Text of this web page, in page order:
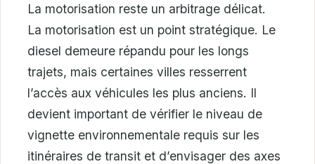
La motorisation reste un arbitrage délicat.
La motorisation est un point stratégique. Le
diesel demeure répandu pour les longs
trajets, mais certaines villes resserrent
l’accès aux véhicules les plus anciens. Il
devient important de vérifier le niveau de
vignette environnementale requis sur les
itinéraires de transit et d’envisager des axes